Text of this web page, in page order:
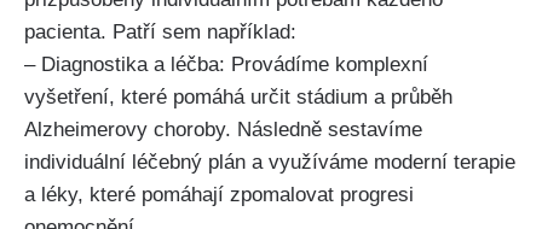
pacienta. Patří sem například:
– Diagnostika a léčba: Provádíme komplexní
vyšetření, které pomáhá určit stádium a průběh
Alzheimerovy choroby. Následně sestavíme
individuální léčebný plán a využíváme moderní terapie
a léky, které pomáhají zpomalovat progresi